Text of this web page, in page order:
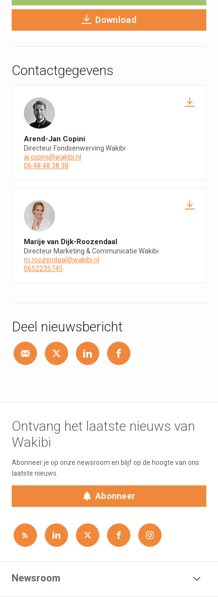
Download
Contactgegevens
Arend-Jan Copini
Directeur Fondsenwerving Wakibi
aj.copini@wakibi.nl
06 48 48 38 38
Marije van Dijk-Roozendaal
Directeur Marketing & Communicatie Wakibi
m.roozendaal@wakibi.nl
0652235745
Deel nieuwsbericht
Ontvang het laatste nieuws van
Wakibi
Abonneer je op onze newsroom en blijf op de hoogte van ons
laatste nieuws.
Abonneer
Newsroom